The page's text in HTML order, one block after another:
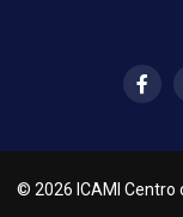
© 2026 ICAMI